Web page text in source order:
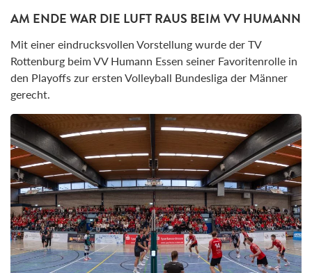
AM ENDE WAR DIE LUFT RAUS BEIM VV HUMANN
Mit einer eindrucksvollen Vorstellung wurde der TV
Rottenburg beim VV Humann Essen seiner Favoritenrolle in
den Playoffs zur ersten Volleyball Bundesliga der Männer
gerecht.